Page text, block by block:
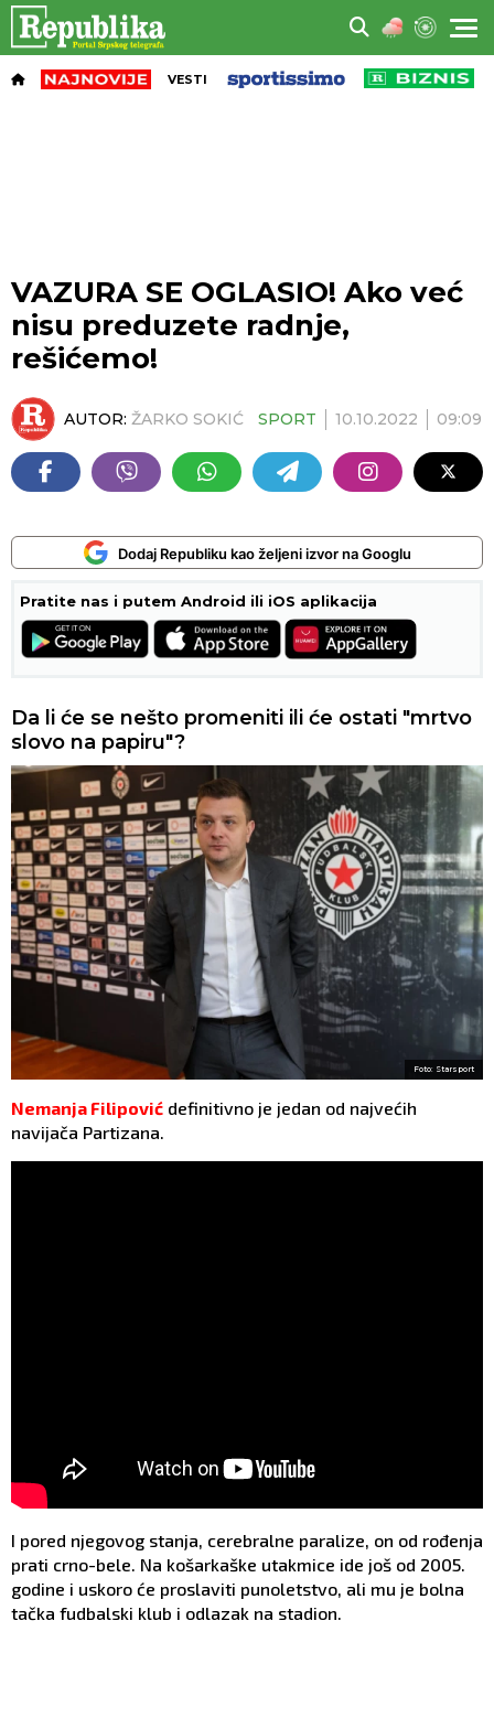
VESTI
VAZURA SE OGLASIO! Ako već
nisu preduzete radnje,
rešićemo!
AUTOR: ŽARKO SOKIĆ SPORT 10.10.2022 09:09
Dodaj Republiku kao željeni izvor na Googlu
Pratite nas i putem Android ili iOS aplikacija
Da li će se nešto promeniti ili će ostati "mrtvo
slovo na papiru"?
Foto: Starsport
Nemanja Filipović definitivno je jedan od najvećih
navijača Partizana.
I pored njegovog stanja, cerebralne paralize, on od rođenja
prati crno-bele. Na košarkaške utakmice ide još od 2005.
godine i uskoro će proslaviti punoletstvo, ali mu je bolna
tačka fudbalski klub i odlazak na stadion.